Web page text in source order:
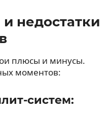
недостатки
плюсы и минусы.
моментов:
систем: